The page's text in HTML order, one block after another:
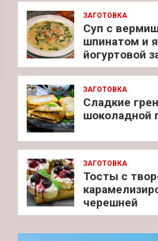
ЗАГОТОВКА
Суп с
шпинатом и
йогуртовой
ЗАГОТОВКА
Сладкие
шоколадной
ЗАГОТОВКА
Тосты с
черешней